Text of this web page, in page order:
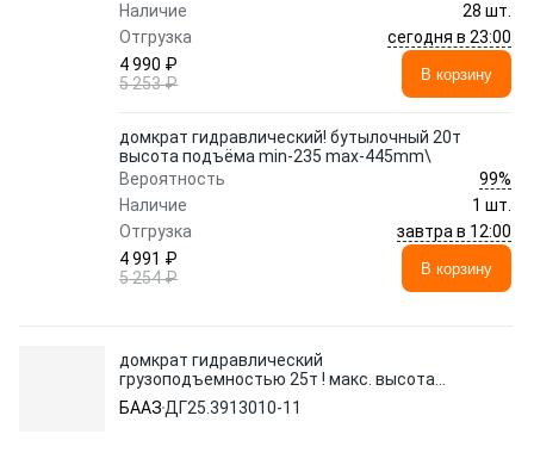
Наличие
28 шт.
Отгрузка
сегодня в 23:00
4 990 ₽
5 253 ₽
В корзину
домкрат гидравлический! бутылочный 20т
высота подъёма min-235 max-445mm\
Вероятность
99%
Наличие
1 шт.
Отгрузка
завтра в 12:00
4 991 ₽
5 254 ₽
В корзину
домкрат гидравлический
грузоподъемностью 25т ! макс. высота
Н=655\
БААЗ ДГ25.3913010-11